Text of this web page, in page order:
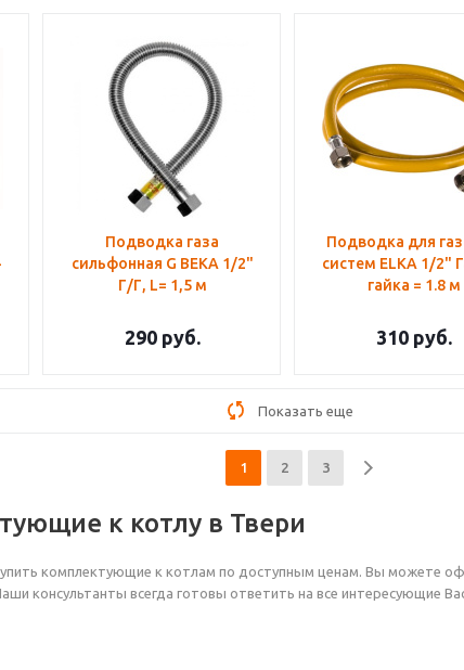
Подводка газа
сильфонная G BEKA 1/2"
Г/Г, L= 1,5 м
290руб.
Подводка для
систем ELKA 1/2"
гайка = 1.8 м
310руб.
Показать еще
1 2 3
к котлу в Твери
комплектующие к котлам по доступным ценам. Вы можете
консультанты всегда готовы ответить на все интересующие